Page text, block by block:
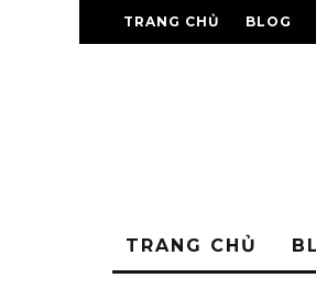
TRANG CHỦ BLOG
TRANG CHỦ